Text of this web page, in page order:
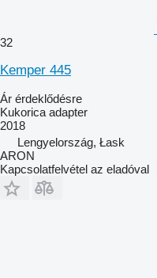
32
Kemper 445
Ár érdeklődésre
Kukorica adapter
2018
Lengyelország, Łask
ARON
Kapcsolatfelvétel az eladóval